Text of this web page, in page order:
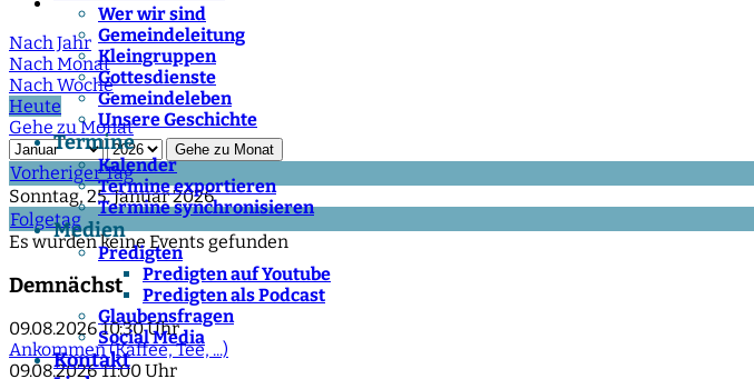
Wer wir sind
Gemeindeleitung
Kleingruppen
Gottesdienste
Gemeindeleben
Unsere Geschichte
Termine
Kalender
Termine exportieren
Termine synchronisieren
Medien
Predigten
Predigten auf Youtube
Predigten als Podcast
Glaubensfragen
Social Media
Kontakt
Nach Jahr
Nach Monat
Nach Woche
Heute
Gehe zu Monat
Gehe zu Monat
Vorheriger Tag
Sonntag, 25. Januar 2026
Folgetag
Es wurden keine Events gefunden
Demnächst
09.08.2026 10:30 Uhr
Ankommen (Kaffee, Tee, ...)
09.08.2026 11:00 Uhr